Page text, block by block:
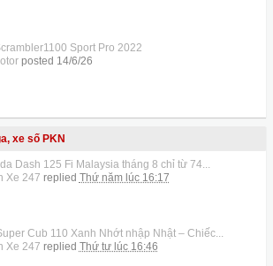
Sport Pro 2022
posted 14/6/26
xe số PKN
Dash 125 Fi Malaysia tháng 8 chỉ từ 74...
Xe 247 replied Thứ năm lúc 16:17
Cub 110 Xanh Nhớt nhập Nhật – Chiếc...
Xe 247 replied Thứ tư lúc 16:46